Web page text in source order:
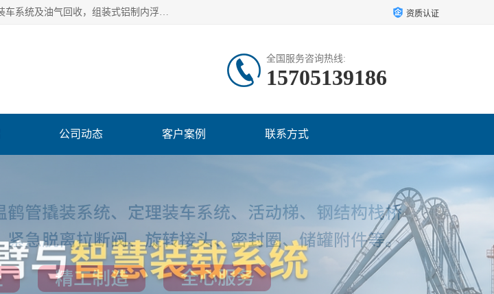
连云港爱德石化机械有限公司主要产品有：鹤管、旋转接头、密封圈、输油臂、储运定量装车系统及油气回收，组装式铝制内浮盘及油罐附件、钢结构栈桥/平台、活动梯、紧急脱离拉断阀等。完备的制造和检测手段以及高素质的员工确保了产品的质量。 资质认证
全国服务咨询热线:
15705139186
公司动态 客户案例 联系方式